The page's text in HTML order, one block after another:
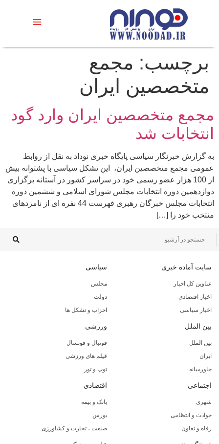
برچسب: مجمع
متخصصین ایران
مجمع متخصصین ایران وارد گود
انتخابات شد
به گزارش خبرنگار سیاسی پایگاه خبری نوداد به نقل از روابط
عمومی مجمع متخصصین ایران، این تشکل سیاسی با پشتوانه بیش
از 100 هزار عضو رسمی خود در سراسر کشور در آستانه برگزاری
دوازدهمین دوره انتخابات مجلس شورای اسلامی و ششمین دوره
انتخابات مجلس خبرگان رهبری فهرست 44 نفره ای از نامزدهای
منتخب خود را […]
سایت آماده خبری
عناوین کل اخبار
اخبار اقتصادی
اخبار سیاسی
سیاسی
مجلس
دولت
احزاب و تشکل ها
بین الملل
بین الملل
ایران
خاورمیانه
ورزشی
فوتبال و فوتسال
فیلم های ورزشی
توپ و تور
اجتماعی
شهری
حوادث و انتظامی
رفاه و تعاون
اقتصادی
بانک و بیمه
بورس
صنعت ، تجارت و کشاورزی